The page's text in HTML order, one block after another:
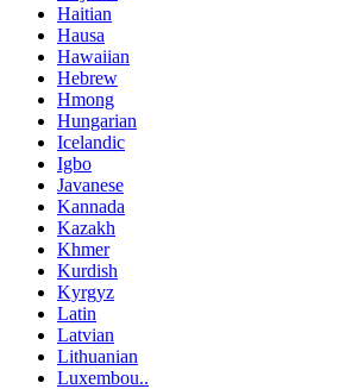
Haitian
Hausa
Hawaiian
Hebrew
Hmong
Hungarian
Icelandic
Igbo
Javanese
Kannada
Kazakh
Khmer
Kurdish
Kyrgyz
Latin
Latvian
Lithuanian
Luxembou..